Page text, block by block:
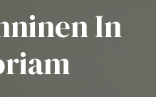
In